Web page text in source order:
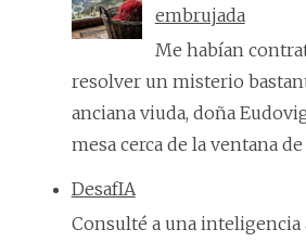
embrujada
Me habían
resolver un misterio
anciana viuda, doña
mesa cerca de la ventana de
DesafIA
Consulté a una